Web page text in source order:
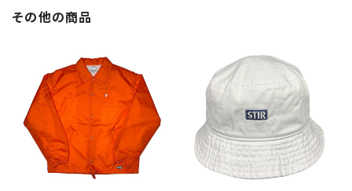
その他の商品